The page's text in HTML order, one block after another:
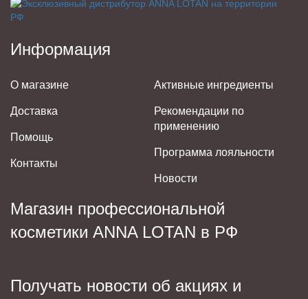
Информация
О магазине
Доставка
Помощь
Контакты
Активные ингредиенты
Рекомендации по
применению
Программа лояльности
Новости
Магазин профессиональной
косметики ANNA LOTAN в РФ
Получать новости об акциях и